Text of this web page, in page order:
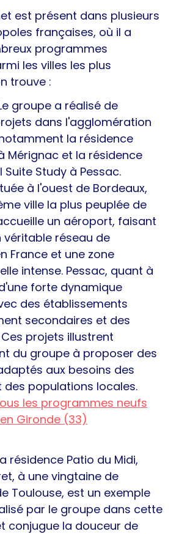
est présent dans plusieurs
françaises, où il a
programmes
les villes les plus
trouve :
groupe a réalisé de
dans l'agglomération
la résidence
Mérignac et la résidence
Suite Study à Pessac.
à l'ouest de Bordeaux,
ville la plus peuplée de
un aéroport, faisant
véritable réseau de
France et une zone
intense. Pessac, quant à
forte dynamique
des établissements
secondaires et des
projets illustrent
du groupe à proposer des
aux besoins des
des populations locales.
les programmes neufs
Gironde (33)
résidence Patio du Midi,
à une vingtaine de
Toulouse, est un exemple
par le groupe dans cette
conjugue la douceur de